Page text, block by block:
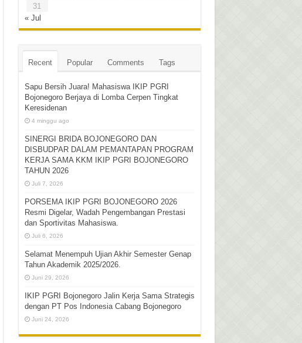
31
« Jul
Recent Popular Comments Tags
Sapu Bersih Juara! Mahasiswa IKIP PGRI
Bojonegoro Berjaya di Lomba Cerpen Tingkat
Keresidenan
4 minggu ago
SINERGI BRIDA BOJONEGORO DAN
DISBUDPAR DALAM PEMANTAPAN PROGRAM
KERJA SAMA KKM IKIP PGRI BOJONEGORO
TAHUN 2026
Juli 7, 2026
PORSEMA IKIP PGRI BOJONEGORO 2026
Resmi Digelar, Wadah Pengembangan Prestasi
dan Sportivitas Mahasiswa.
Juli 6, 2026
Selamat Menempuh Ujian Akhir Semester Genap
Tahun Akademik 2025/2026.
Juni 29, 2026
IKIP PGRI Bojonegoro Jalin Kerja Sama Strategis
dengan PT Pos Indonesia Cabang Bojonegoro
Juni 24, 2026